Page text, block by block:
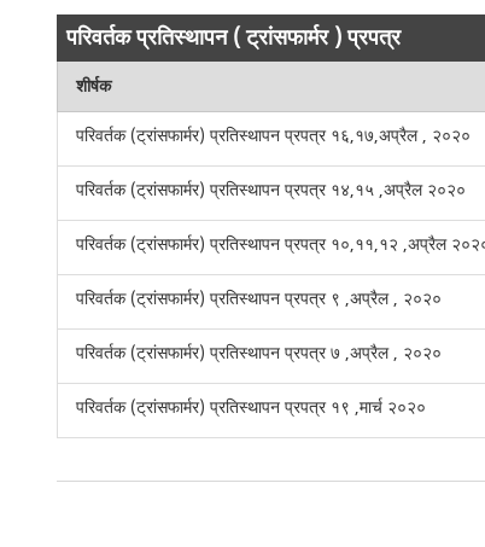
परिवर्तक प्रतिस्थापन ( ट्रांसफार्मर ) प्रपत्र
शीर्षक
परिवर्तक (ट्रांसफार्मर) प्रतिस्थापन प्रपत्र १६,१७,अप्रैल , २०२०
परिवर्तक (ट्रांसफार्मर) प्रतिस्थापन प्रपत्र १४,१५ ,अप्रैल २०२०
परिवर्तक (ट्रांसफार्मर) प्रतिस्थापन प्रपत्र १०,११,१२ ,अप्रैल
परिवर्तक (ट्रांसफार्मर) प्रतिस्थापन प्रपत्र ९ ,अप्रैल , २०२०
परिवर्तक (ट्रांसफार्मर) प्रतिस्थापन प्रपत्र ७ ,अप्रैल , २०२०
परिवर्तक (ट्रांसफार्मर) प्रतिस्थापन प्रपत्र १९ ,मार्च २०२०